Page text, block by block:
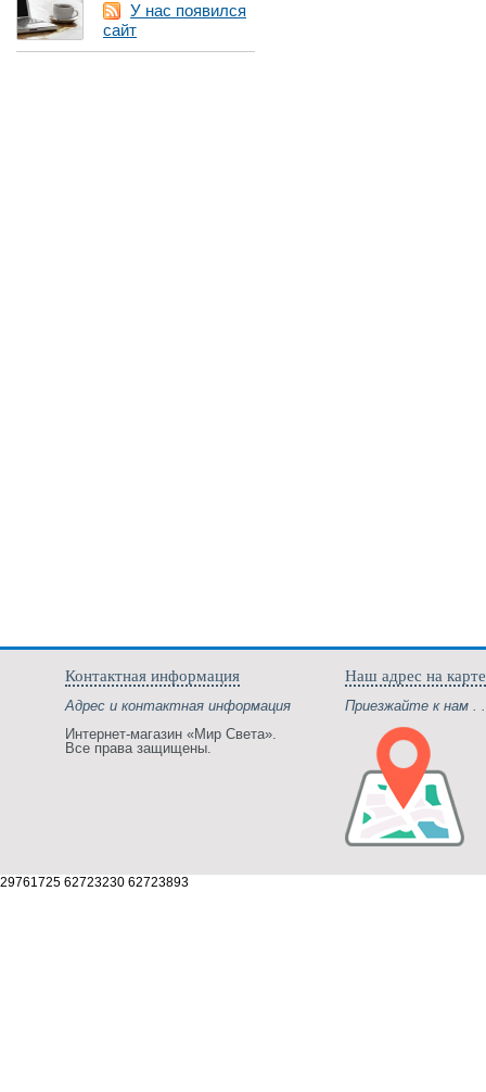
У нас появился
сайт
Контактная информация
Адрес и контактная информация
Интернет-магазин «Мир Света».
Все права защищены.
Наш адрес на карте
Приезжайте к нам .
29761725 62723230 62723893